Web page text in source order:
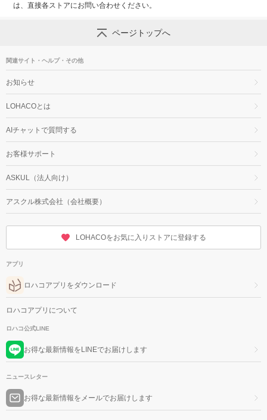
は、直接各ストアにお問い合わせください。
ページトップへ
関連サイト・ヘルプ・その他
お知らせ
LOHACOとは
AIチャットで質問する
お客様サポート
ASKUL（法人向け）
アスクル株式会社（会社概要）
LOHACOをお気に入りストアに登録する
アプリ
ロハコアプリをダウンロード
ロハコアプリについて
ロハコ公式LINE
お得な最新情報をLINEでお届けします
ニュースレター
お得な最新情報をメールでお届けします